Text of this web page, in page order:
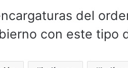
del
con este tipo